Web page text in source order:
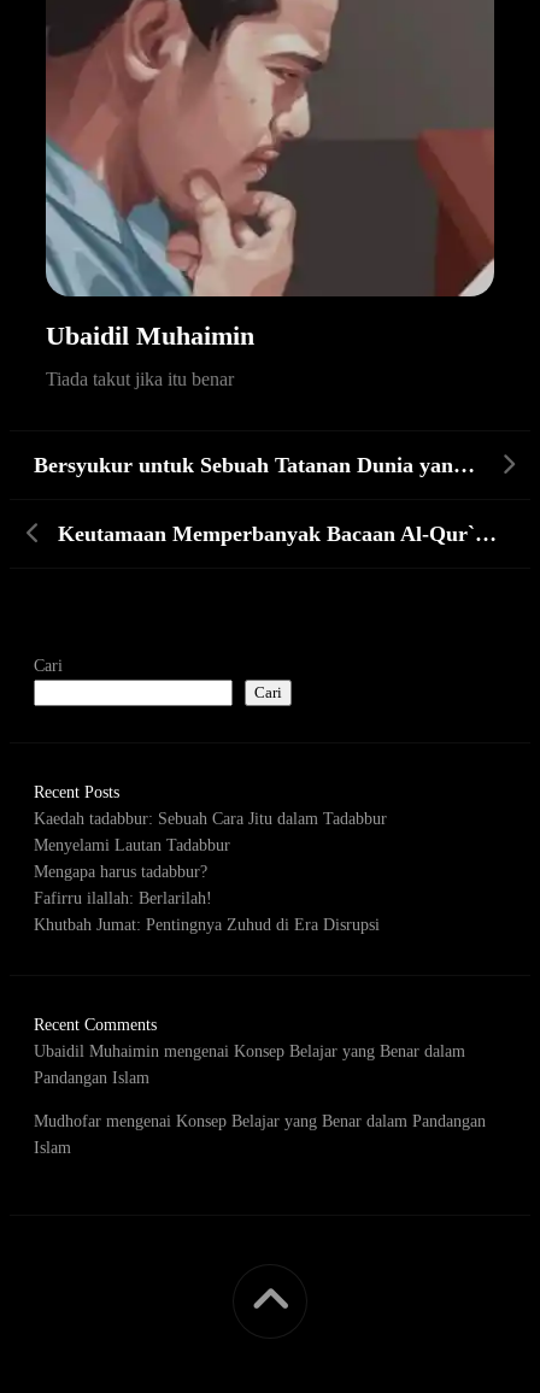
Ubaidil Muhaimin
Tiada takut jika itu benar
Bersyukur untuk Sebuah Tatanan Dunia yang Ideal
Keutamaan Memperbanyak Bacaan Al-Qur`an di Bulan Ramadan
Cari
Cari
Recent Posts
Kaedah tadabbur: Sebuah Cara Jitu dalam Tadabbur
Menyelami Lautan Tadabbur
Mengapa harus tadabbur?
Fafirru ilallah: Berlarilah!
Khutbah Jumat: Pentingnya Zuhud di Era Disrupsi
Recent Comments
Ubaidil Muhaimin mengenai Konsep Belajar yang Benar dalam
Pandangan Islam
Mudhofar mengenai Konsep Belajar yang Benar dalam Pandangan
Islam